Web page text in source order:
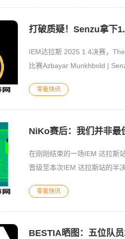
打破质疑！Senzu拿下
IEM达拉斯 2025 1 4决赛，
比赛Azbayar Munkhbold |
零氪快讯
NiKo赛后：我们并非
在刚刚结束的一场IEM 达拉斯
零氪快讯
BESTIA晒图：五位队